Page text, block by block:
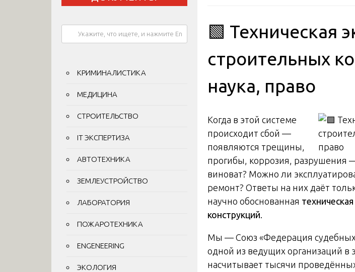
🟩 Техническая
строительных
наука, право
Когда в этой системе
происходит сбой —
появляются трещины,
прогибы, коррозия, разрушения
виноват? Можно ли
ремонт? Ответы на них даёт
научно обоснованная
конструкций
Мы — Союз «Федерация
одной из ведущих организаций в
насчитывает тысячи
КРИМИНАЛИСТИКА
МЕДИЦИНА
СТРОИТЕЛЬСТВО
IT ЭКСПЕРТИЗА
АВТОТЕХНИКА
ЗЕМЛЕУСТРОЙСТВО
ЛАБОРАТОРИЯ
ПОЖАРОТЕХНИКА
ENGENEERING
ЭКОЛОГИЯ